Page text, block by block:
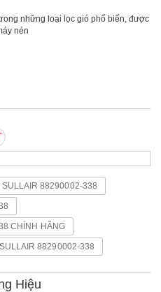
những loại lọc gió phổ biến, được
nén
SULLAIR 88290002-338
CHÍNH HÃNG
SULLAIR 88290002-338
Hiệu